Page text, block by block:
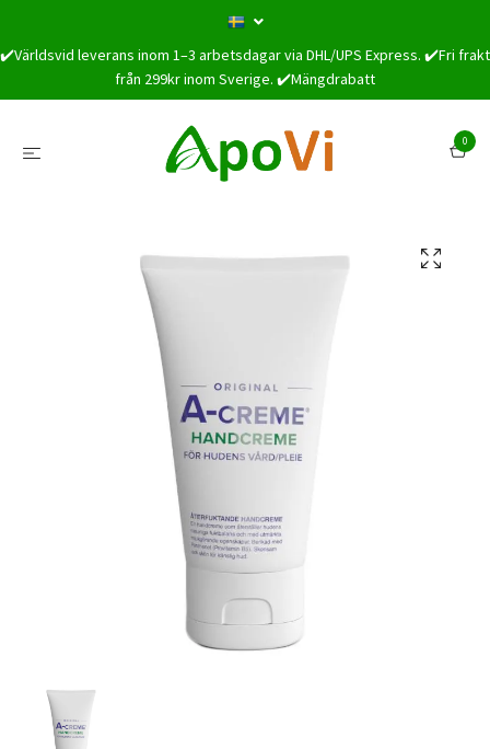
✔️Världsvid leverans inom 1–3 arbetsdagar via DHL/UPS Express. ✔️Fri frakt
från 299kr inom Sverige. ✔️Mängdrabatt
0